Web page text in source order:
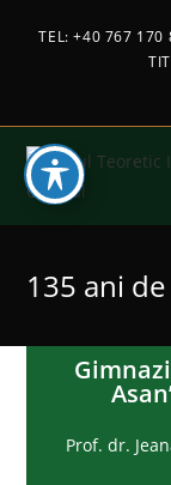
TEL: +40 767 170
135 ani
Prof. dr.